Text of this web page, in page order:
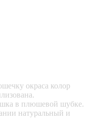
окраса колор
в плюшевой шубке.
натуральный и